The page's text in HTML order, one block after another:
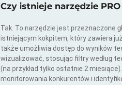
Czy istnieje narzędzie
Tak. To narzędzie jest przeznaczone
istniejącym kokpitem, który zawiera
także umożliwia dostęp do wyników
wizualizować, stosując filtry według
(na przykład tylko ostatnie 2
monitorowania konkurentów i